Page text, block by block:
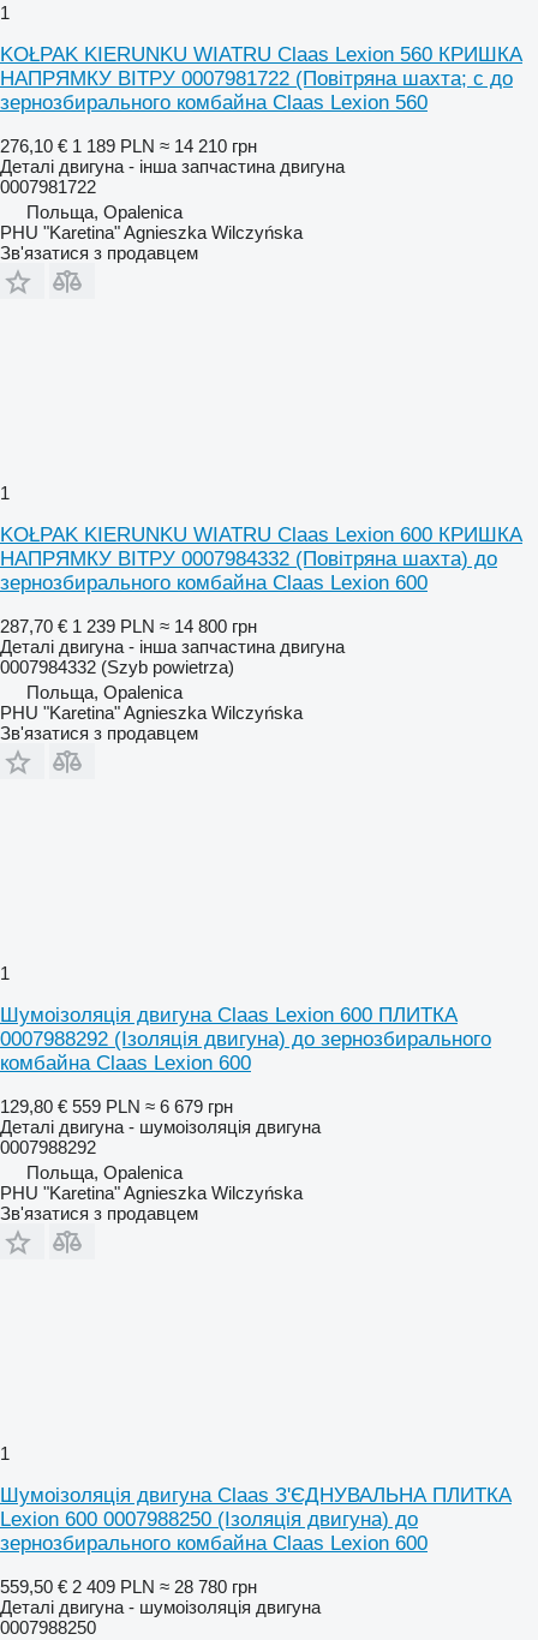
1
KOŁPAK KIERUNKU WIATRU Claas Lexion 560 КРИШКА
НАПРЯМКУ ВІТРУ 0007981722 (Повітряна шахта; c до
зернозбирального комбайна Claas Lexion 560
276,10 € 1 189 PLN ≈ 14 210 грн
Деталі двигуна - інша запчастина двигуна
0007981722
Польща, Opalenica
PHU "Karetina" Agnieszka Wilczyńska
Зв'язатися з продавцем
1
KOŁPAK KIERUNKU WIATRU Claas Lexion 600 КРИШКА
НАПРЯМКУ ВІТРУ 0007984332 (Повітряна шахта) до
зернозбирального комбайна Claas Lexion 600
287,70 € 1 239 PLN ≈ 14 800 грн
Деталі двигуна - інша запчастина двигуна
0007984332 (Szyb powietrza)
Польща, Opalenica
PHU "Karetina" Agnieszka Wilczyńska
Зв'язатися з продавцем
1
Шумоізоляція двигуна Claas Lexion 600 ПЛИТКА
0007988292 (Ізоляція двигуна) до зернозбирального
комбайна Claas Lexion 600
129,80 € 559 PLN ≈ 6 679 грн
Деталі двигуна - шумоізоляція двигуна
0007988292
Польща, Opalenica
PHU "Karetina" Agnieszka Wilczyńska
Зв'язатися з продавцем
1
Шумоізоляція двигуна Claas З'ЄДНУВАЛЬНА ПЛИТКА
Lexion 600 0007988250 (Ізоляція двигуна) до
зернозбирального комбайна Claas Lexion 600
559,50 € 2 409 PLN ≈ 28 780 грн
Деталі двигуна - шумоізоляція двигуна
0007988250